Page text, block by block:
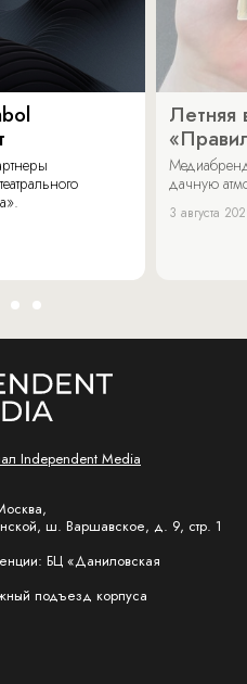
Летняя
дачную
3 августа
Independent Media
ш. Варшавское, д. 9, стр. 1
БЦ «Даниловская
подъезд корпуса